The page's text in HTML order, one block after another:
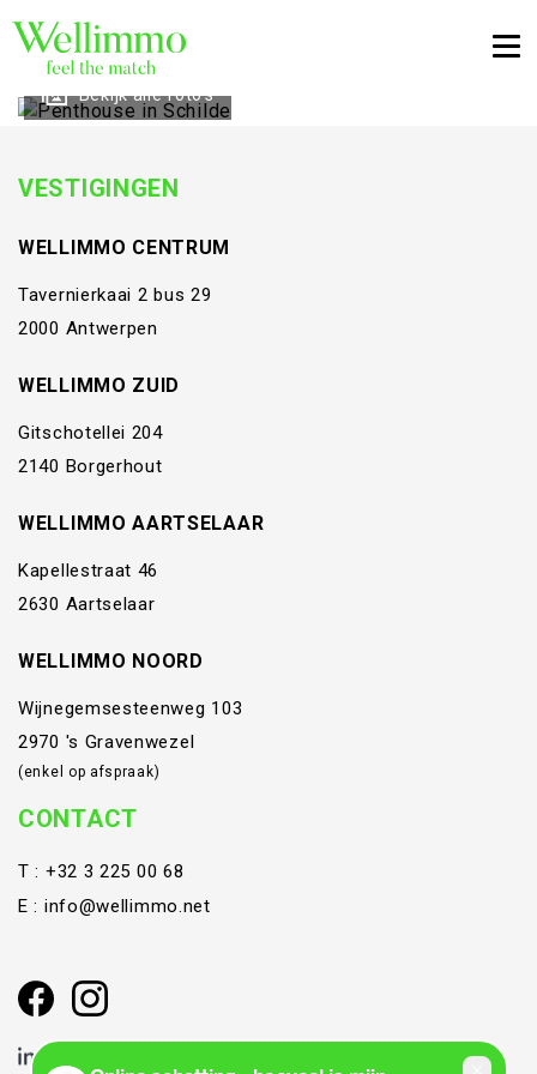
Bekijk alle foto's
VESTIGINGEN
WELLIMMO CENTRUM
Tavernierkaai 2 bus 29
2000 Antwerpen
WELLIMMO ZUID
Gitschotellei 204
2140 Borgerhout
WELLIMMO AARTSELAAR
Kapellestraat 46
2630 Aartselaar
WELLIMMO NOORD
Wijnegemsesteenweg 103
2970 's Gravenwezel
(enkel op afspraak)
CONTACT
T : +32 3 225 00 68
E : info@wellimmo.net